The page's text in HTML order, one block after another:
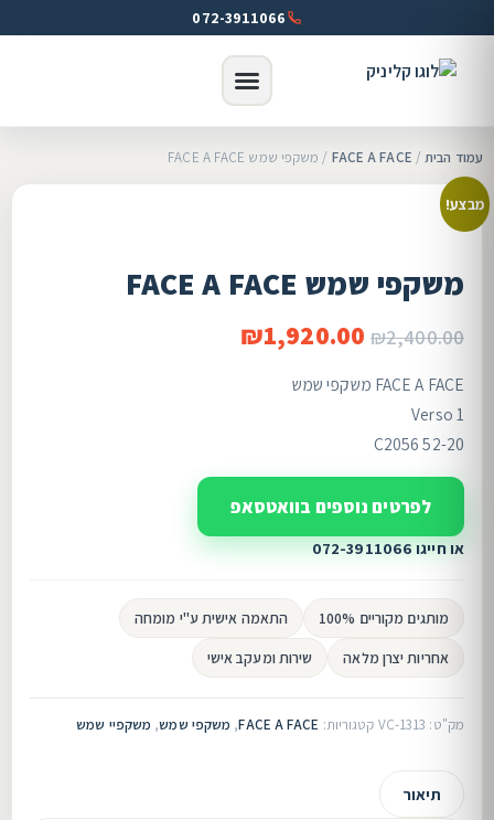
072-3911066
עמוד הבית/
FACE A FACE / משקפי שמש FACE A FACE
מבצע!
משקפי שמש FACE A FACE
₪2,400.00
₪1,920.00
FACE A FACE משקפי שמש
Verso 1
C2056 52-20
לפרטים נוספים בוואטסאפ
או חייגו 072-3911066
מותגים מקוריים 100%
התאמה אישית ע"י מומחה
אחריות יצרן מלאה
שירות ומעקב אישי
מק"ט: VC-1313 קטגוריות: FACE A FACE
, משקפי שמש, משקפיי שמש
תיאור